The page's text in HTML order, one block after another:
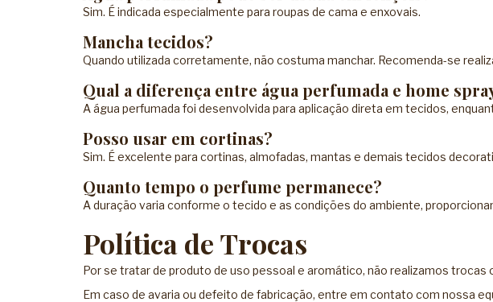
Sim. É indicada especialmente para roupas de cama e enxovais.
Mancha tecidos?
Quando utilizada corretamente, não costuma manchar. Recomenda-se
Qual a diferença entre água perfumada e home
A água perfumada foi desenvolvida para aplicação direta em tecidos,
Posso usar em cortinas?
Sim. É excelente para cortinas, almofadas, mantas e demais tecidos
Quanto tempo o perfume permanece?
A duração varia conforme o tecido e as condições do ambiente,
Política de Trocas
Por se tratar de produto de uso pessoal e aromático, não realizamos
Em caso de avaria ou defeito de fabricação, entre em contato com nossa